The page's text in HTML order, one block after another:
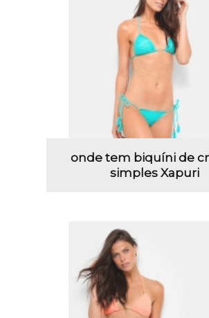
onde tem biquíni de
simples Xapuri